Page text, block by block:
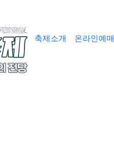
축제소개 온라인예매